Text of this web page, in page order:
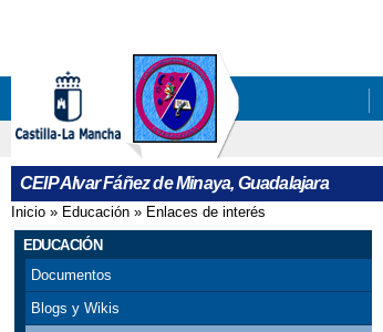
CEIP Alvar Fáñez de Minaya, Guadalajara
Se encuentra usted aquí
Inicio » Educación » Enlaces de interés
EDUCACIÓN
Documentos
Blogs y Wikis